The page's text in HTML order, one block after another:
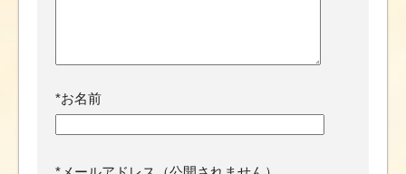
*お名前